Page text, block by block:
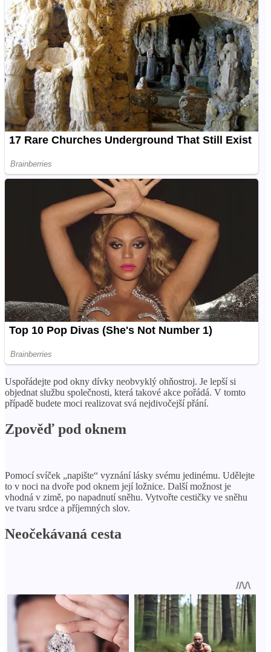
Uspořádejte pod okny dívky neobvyklý ohňostroj. Je lepší si
objednat službu společnosti, která takové akce pořádá. V tomto
případě budete moci realizovat svá nejdivočejší přání.
Zpověď pod oknem
Pomocí svíček „napište“ vyznání lásky svému jedinému. Udělejte
to v noci na dvoře pod oknem její ložnice. Další možnost je
vhodná v zimě, po napadnutí sněhu. Vytvořte cestičky ve sněhu
ve tvaru srdce a příjemných slov.
Neočekávaná cesta